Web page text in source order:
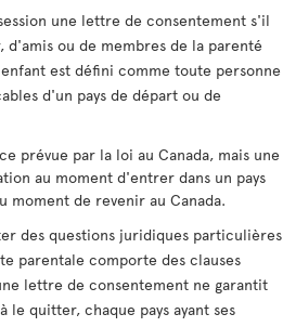
une lettre de consentement s'il
ou de membres de la parenté
est défini comme toute personne
d'un pays de départ ou de
prévue par la loi au Canada, mais une
au moment d'entrer dans un pays
moment de revenir au Canada.
des questions juridiques particulières
parentale comporte des clauses
lettre de consentement ne garantit
le quitter, chaque pays ayant ses